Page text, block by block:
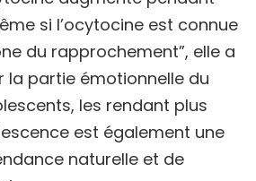
si l’ocytocine est connue
du rapprochement”, elle a
la partie émotionnelle du
les rendant plus
est également une
naturelle et de